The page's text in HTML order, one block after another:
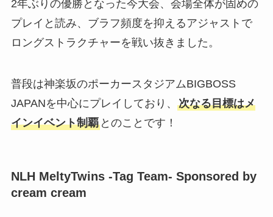
2年ぶりの優勝となった今大会、会場全体が固めの
プレイと読み、ブラフ頻度を抑えるアジャストで
ロングストラクチャーを戦い抜きました。
普段は神楽坂のポーカースタジアムBIGBOSS
JAPANを中心にプレイしており、 次なる目標はメ
インイベント制覇とのことです！
NLH MeltyTwins -Tag Team- Sponsored by
cream cream